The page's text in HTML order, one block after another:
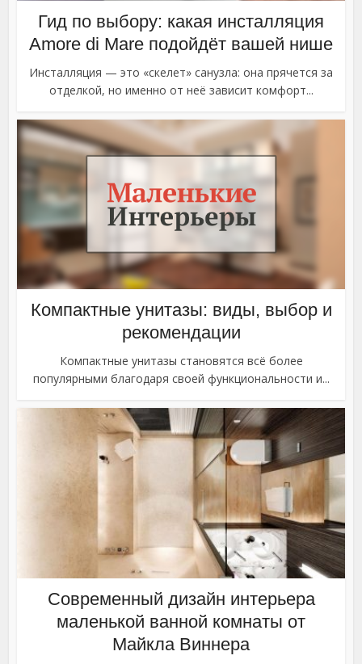
Гид по выбору: какая инсталляция
Amore di Mare подойдёт вашей нише
Инсталляция — это «скелет» санузла: она прячется за
отделкой, но именно от неё зависит комфорт...
Компактные унитазы: виды, выбор и
рекомендации
Компактные унитазы становятся всё более
популярными благодаря своей функциональности и...
Современный дизайн интерьера
маленькой ванной комнаты от
Майкла Виннера